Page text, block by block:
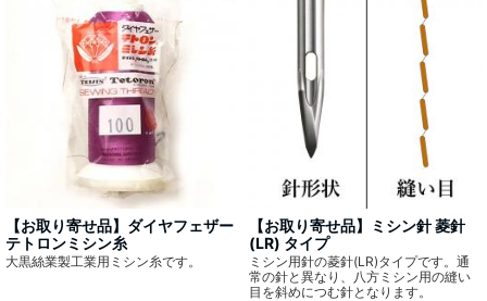
【お取り寄せ品】ダイヤフェザー
テトロンミシン糸
大黒絲業製工業用ミシン糸です。
【お取り寄せ品】ミシン針 菱針
(LR) タイプ
ミシン用針の菱針(LR)タイプです。通
常の針と異なり、八方ミシン用の縫い
目を斜めにつむ針となります。